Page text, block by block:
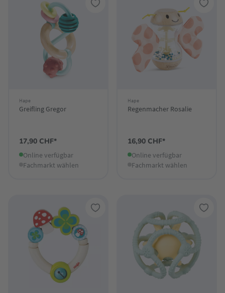
Hape
Greifling Gregor
17,90 CHF*
Online verfügbar
Fachmarkt wählen
Hape
Regenmacher Rosalie
16,90 CHF*
Online verfügbar
Fachmarkt wählen